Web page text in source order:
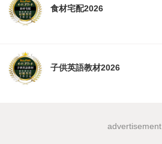
食材宅配2026
子供英語教材2026
advertisement